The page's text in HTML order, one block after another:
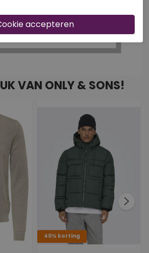
VAN ONLY & SONS!
40% korting